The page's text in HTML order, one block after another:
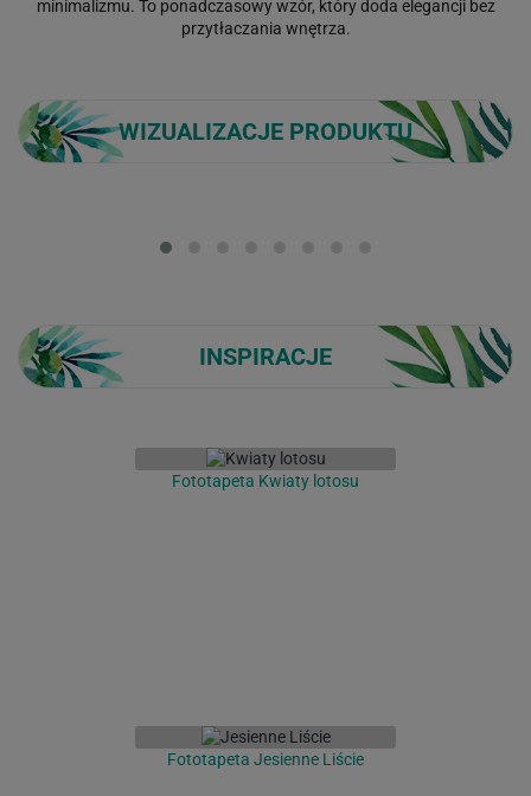
minimalizmu. To ponadczasowy wzór, który doda elegancji bez
przytłaczania wnętrza.
WIZUALIZACJE PRODUKTU
INSPIRACJE
Fototapeta Kwiaty lotosu
Fototapeta Jesienne Liście